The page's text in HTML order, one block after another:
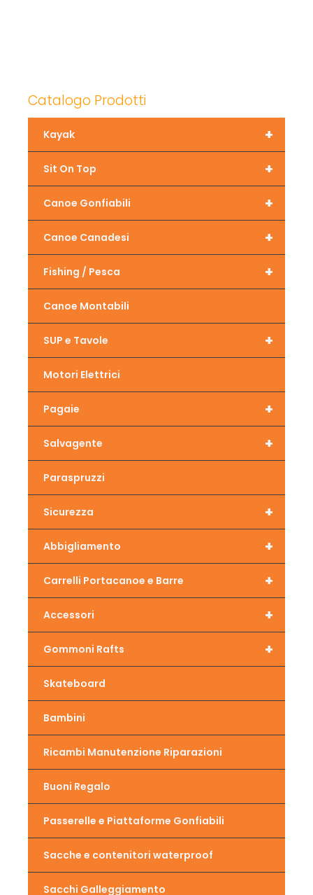
Catalogo Prodotti
+
Kayak
+
Sit On Top
+
Canoe Gonfiabili
+
Canoe Canadesi
+
Fishing / Pesca
Canoe Montabili
+
SUP e Tavole
Motori Elettrici
+
Pagaie
+
Salvagente
Paraspruzzi
+
Sicurezza
+
Abbigliamento
+
Carrelli Portacanoe e Barre
+
Accessori
+
Gommoni Rafts
Skateboard
Bambini
Ricambi Manutenzione Riparazioni
Buoni Regalo
Passerelle e Piattaforme Gonfiabili
Sacche e contenitori waterproof
Sacchi Galleggiamento